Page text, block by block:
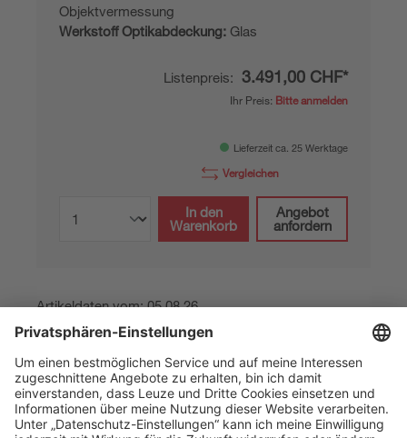
Objektvermessung
Werkstoff Optikabdeckung: Glas
Listenpreis: 3.491,00 CHF*
Ihr Preis: Bitte anmelden
Lieferzeit ca. 25 Werktage
Vergleichen
In den
Warenkorb
Angebot
anfordern
Artikeldaten vom: 05.08.26
The Sensor People